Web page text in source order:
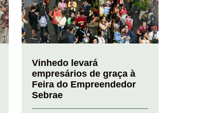
Vinhedo levará
empresários de graça à
Feira do Empreendedor
Sebrae